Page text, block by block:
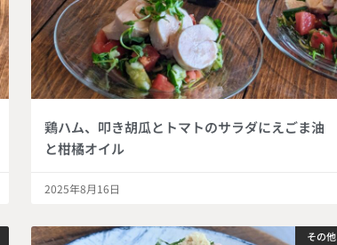
鶏ハム、叩き胡瓜とトマトのサラダにえごま油
と柑橘オイル
2025年8月16日
その他